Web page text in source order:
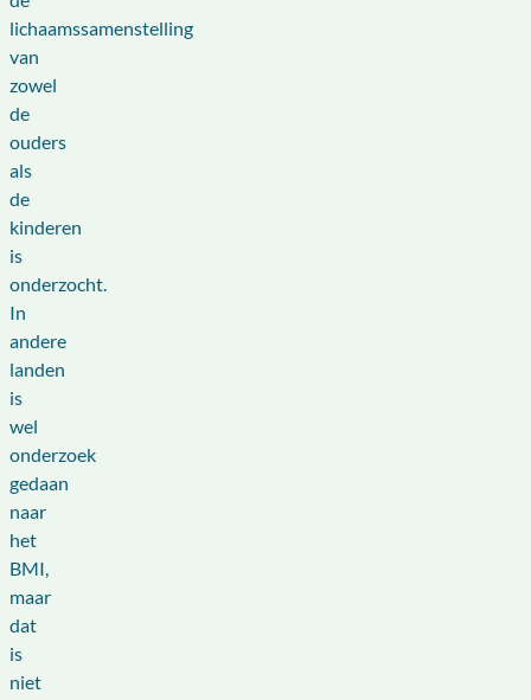
lichaamssamenstelling
van
zowel
de
ouders
als
de
kinderen
is
onderzocht.
In
andere
landen
is
wel
onderzoek
gedaan
naar
het
BMI,
maar
dat
is
niet